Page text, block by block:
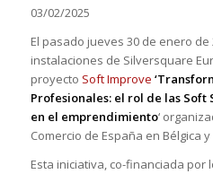
03/02/2025
El pasado jueves 30 de enero
instalaciones de Silversquare
proyecto Soft Improve
Profesionales: el rol de las
en el emprendimiento‘
Comercio de España en Bélgica
Esta iniciativa, co-financiada por